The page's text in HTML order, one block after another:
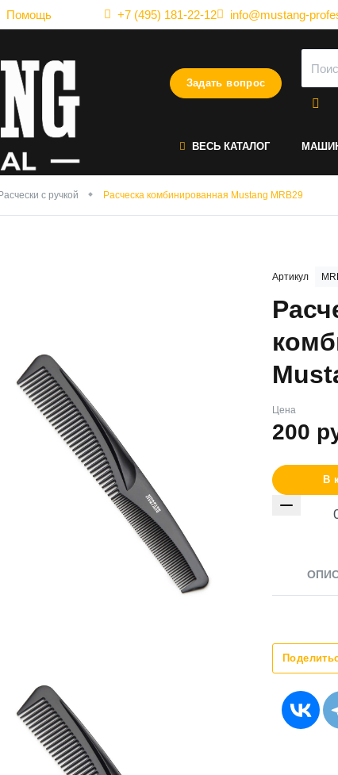
Помощь +7 (495) 181-22-12 info@mustang-
Задать вопрос
ВЕСЬ КАТАЛОГ
с ручкой Расческа комбинированная Mustang MRB29
Артикул
Цена
200
В